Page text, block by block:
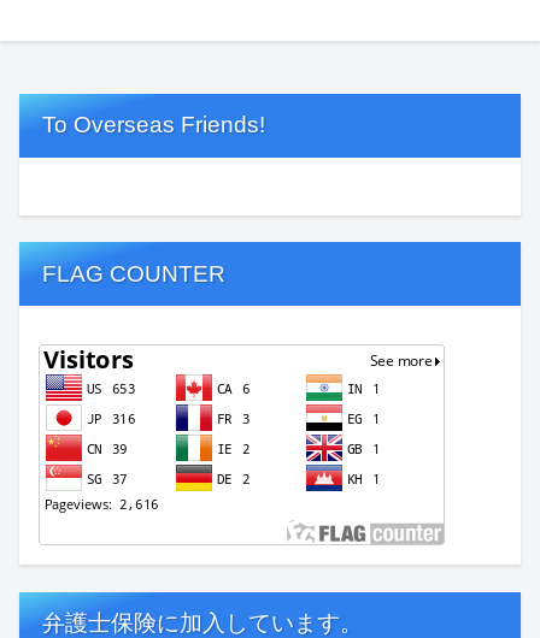
To Overseas Friends!
FLAG COUNTER
弁護士保険に加入しています。